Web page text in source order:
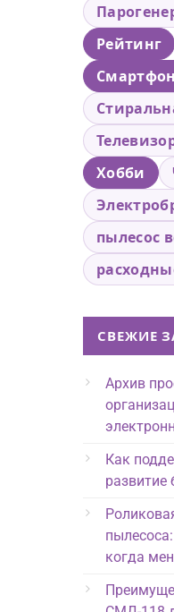
Рейтинг
Хобби
пылесос
СВЕЖИЕ
Архив
Как
развитие
когда